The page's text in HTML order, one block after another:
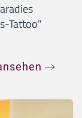
Tattoo"